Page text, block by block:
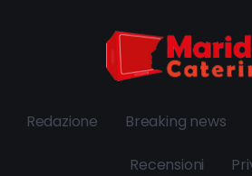
Redazione Breaking news
Recensioni